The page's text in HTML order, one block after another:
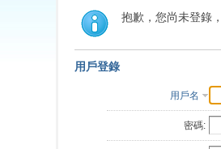
索
抱歉，您尚未登錄
用戶登錄
用戶名
密碼: